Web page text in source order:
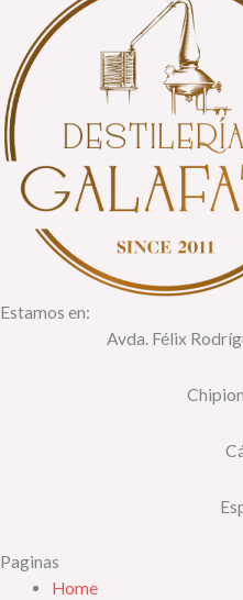
Estamos en:
Avda. Félix
Paginas
Home